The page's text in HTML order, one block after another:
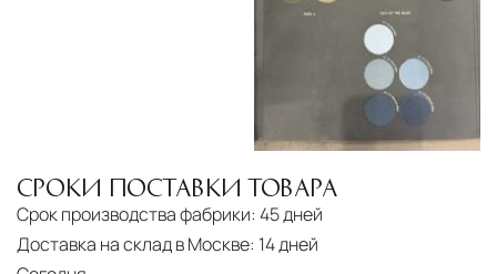
Управление логистикой и контроль
Каждый заказ отслеживается в режиме
реального времени через систему GPS-
мониторинга. Наша команда логистических
специалистов с опытом работы в
международной доставке обеспечивает
полную сохранность груза, соблюдение
СРОКИ ПОСТАВКИ ТОВАРА
Срок производства фабрики: 45 дней
Доставка на склад в Москве: 14 дней